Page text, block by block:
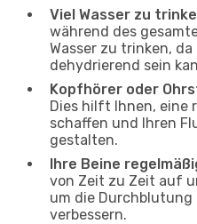
Viel Wasser zu
während des
Wasser zu trinken,
dehydrierend sein
Kopfhörer oder
Dies hilft Ihnen, eine
schaffen und Ihren
gestalten.
Ihre Beine
von Zeit zu Zeit auf
um die Durchblutung
verbessern.